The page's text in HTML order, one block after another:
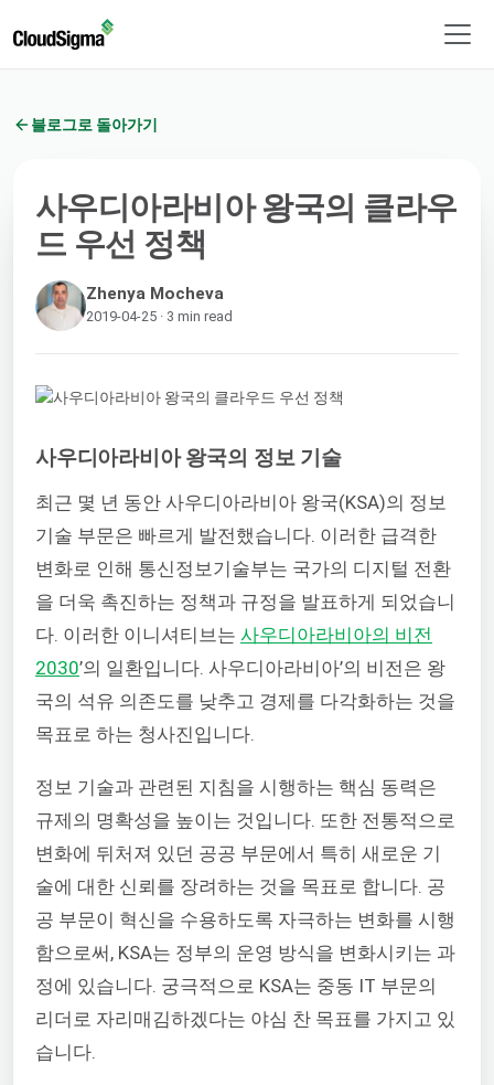
블로그로 돌아가기
사우디아라비아 왕국의 클라우
드 우선 정책
Zhenya Mocheva
2019-04-25 · 3 min read
사우디아라비아 왕국의 정보 기술
최근 몇 년 동안 사우디아라비아 왕국(KSA)의 정보
기술 부문은 빠르게 발전했습니다. 이러한 급격한
변화로 인해 통신정보기술부는 국가의 디지털 전환
을 더욱 촉진하는 정책과 규정을 발표하게 되었습니
다. 이러한 이니셔티브는 사우디아라비아의 비전
2030’의 일환입니다. 사우디아라비아’의 비전은 왕
국의 석유 의존도를 낮추고 경제를 다각화하는 것을
목표로 하는 청사진입니다.
정보 기술과 관련된 지침을 시행하는 핵심 동력은
규제의 명확성을 높이는 것입니다. 또한 전통적으로
변화에 뒤처져 있던 공공 부문에서 특히 새로운 기
술에 대한 신뢰를 장려하는 것을 목표로 합니다. 공
공 부문이 혁신을 수용하도록 자극하는 변화를 시행
함으로써, KSA는 정부의 운영 방식을 변화시키는 과
정에 있습니다. 궁극적으로 KSA는 중동 IT 부문의
리더로 자리매김하겠다는 야심 찬 목표를 가지고 있
습니다.